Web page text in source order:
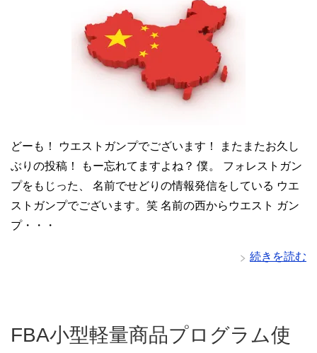
どーも！ ウエストガンプでございます！ またまたお久し
ぶりの投稿！ もー忘れてますよね？ 僕。 フォレストガン
プをもじった、 名前でせどりの情報発信をしている ウエ
ストガンプでございます。笑 名前の西からウエスト ガン
プ・・・
続きを読む
FBA小型軽量商品プログラム使